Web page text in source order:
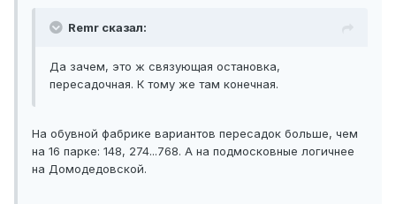
Remr сказал:
Да зачем, это ж связующая остановка,
пересадочная. К тому же там конечная.
На обувной фабрике вариантов пересадок больше, чем
на 16 парке: 148, 274...768. А на подмосковные логичнее
на Домодедовской.